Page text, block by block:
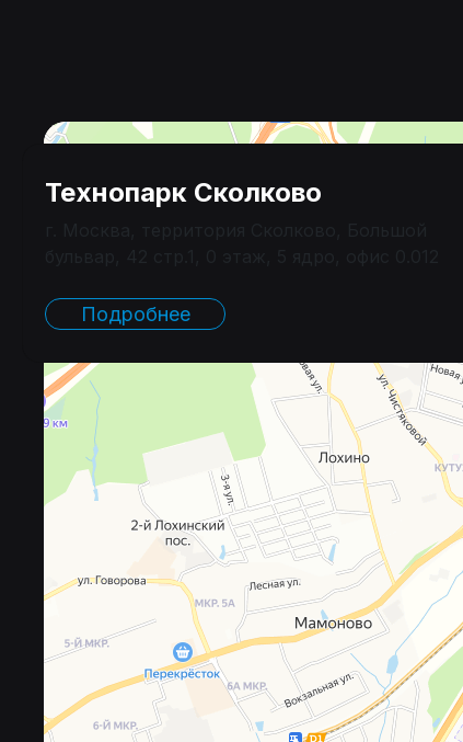
Технопарк Сколково
Подробнее